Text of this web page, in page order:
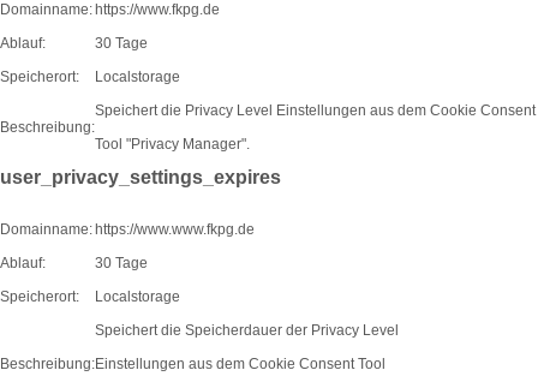
Domainname:https://www.fkpg.de
Ablauf: 30 Tage
Speicherort: Localstorage
Beschreibung:
Speichert die Privacy Level Einstellungen aus dem Cookie Consent
Tool "Privacy Manager".
user_privacy_settings_expires
Domainname:https://www.www.fkpg.de
Ablauf: 30 Tage
Speicherort: Localstorage
Beschreibung:
Speichert die Speicherdauer der Privacy Level
Einstellungen aus dem Cookie Consent Tool